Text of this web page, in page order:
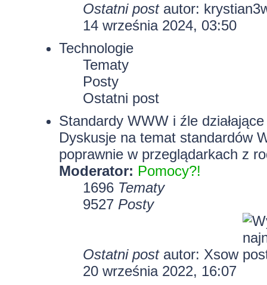
Ostatni postautor:
14 września 2024, 03:50
Technologie
Tematy
Posty
Ostatni post
Standardy WWW i źle
Dyskusje na temat standardów
poprawnie w przeglądarkach z
Moderator: Pomocy?!
1696 Tematy
9527 Posty
Ostatni postautor: Xsow
20 września 2022, 16:07